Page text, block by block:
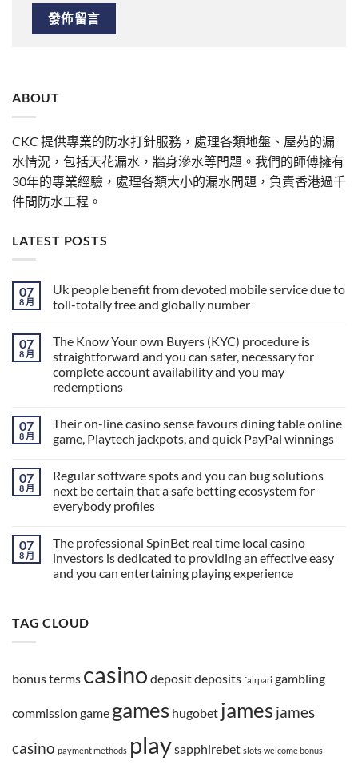
ABOUT
CKC 提供專業的防水打針服務，處理各類地盤、屋苑的漏
水情況，包括天花漏水，牆身滲水等問題。我們的師傅擁有
30年的專業經驗，處理各類大小的漏水問題，負責香港過千
件間防水工程。
LATEST POSTS
07
8 月
Uk people benefit from devoted mobile service due to
toll-totally free and globally number
07
8 月
The Know Your own Buyers (KYC) procedure is
straightforward and you can safer, necessary for
complete account availability and you may
redemptions
07
8 月
Their on-line casino sense favours dining table online
game, Playtech jackpots, and quick PayPal winnings
07
8 月
Regular software spots and you can bug solutions
next be certain that a safe betting ecosystem for
everybody profiles
07
8 月
The professional SpinBet real time local casino
investors is dedicated to providing an effective easy
and you can entertaining playing experience
TAG CLOUD
bonus terms casino depositdeposits fairpari gambling
commission game games hugobet jamesjames
casino payment methods playsapphirebet slots welcome bonus